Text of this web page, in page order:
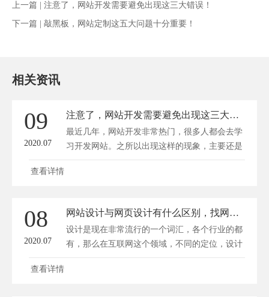
上一篇 | 注意了，网站开发需要避免出现这三大错误！
下一篇 | 敲黑板，网站定制这五大问题十分重要！
相关资讯
09
2020.07
注意了，网站开发需要避免出现这三大错误！
最近几年，网站开发非常热门，很多人都会去学
习开发网站。之所以出现这样的现象，主要还是
因...
查看详情
08
2020.07
网站设计与网页设计有什么区别，找网站设计要注意什么
设计是现在非常流行的一个词汇，各个行业的都
有，那么在互联网这个领域，不同的定位，设计
的定...
查看详情